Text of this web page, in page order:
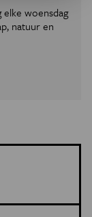
woensdag
natuur en